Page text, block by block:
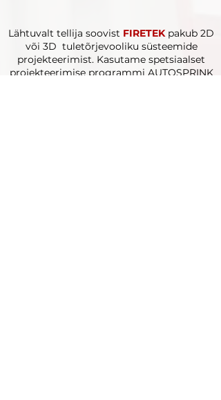
Lähtuvalt tellija soovist FIRETEKpakub 2D
või 3D tuletõrjevooliku süsteemide
projekteerimist. Kasutame spetsiaalset
projekteerimise programmi AUTOSPRINK